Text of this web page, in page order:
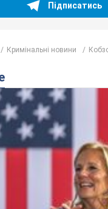
Підписатись
Кримінальні новини